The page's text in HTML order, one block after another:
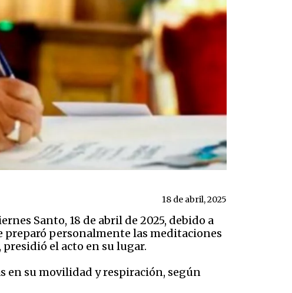
18 de abril, 2025
Santo, 18 de abril de 2025, debido a
preparó personalmente las meditaciones
presidió el acto en su lugar.​
en su movilidad y respiración, según